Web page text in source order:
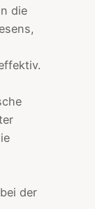
die
der